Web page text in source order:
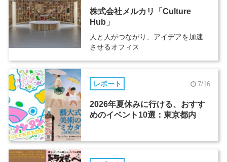
株式会社メルカリ「Culture
Hub」
人と人がつながり、アイデアを加速
させるオフィス
レポート 7/16
2026年夏休みに行ける、おすす
めのイベント10選：東京都内